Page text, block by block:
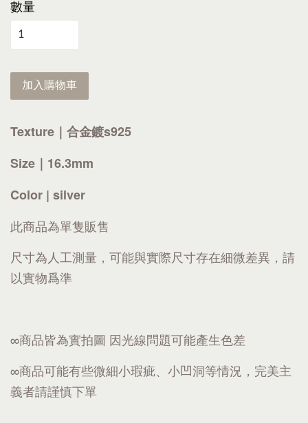
數量
加入購物車
Texture｜合金鍍s925
Size｜16.3mm
Color | silver
此商品為單隻販售
尺寸為人工測量，可能與實際尺寸存在細微差異，請
以實物爲準
∞商品皆為實拍圖 因光線問題可能產生色差
∞商品可能有些微細小瑕疵、小凹洞等情況，完美主
義者請謹慎下單